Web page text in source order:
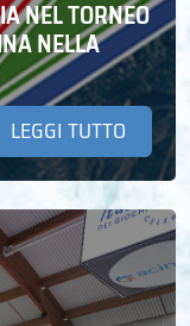
NEL TORNEO
NELLA
LEGGI TUTTO